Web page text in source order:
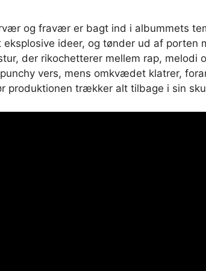
og fravær er bagt ind i albummets
ideer, og tønder ud af porten
der rikochetterer mellem rap, melodi
vers, mens omkvædet klatrer,
produktionen trækker alt tilbage i sin